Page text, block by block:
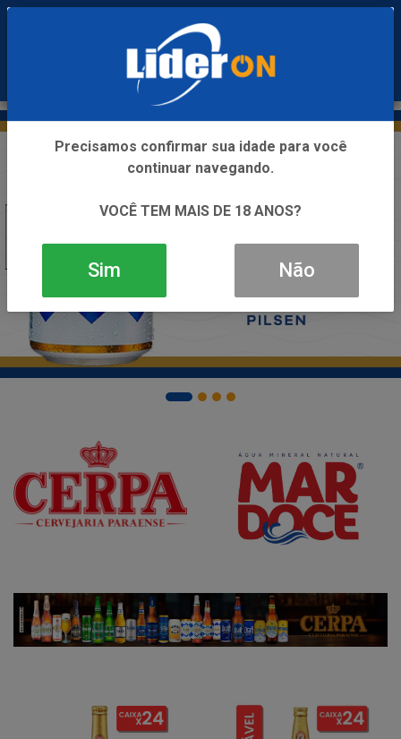
Precisamos confirmar sua idade para você
continuar navegando.
VOCÊ TEM MAIS DE 18 ANOS?
Sim Não